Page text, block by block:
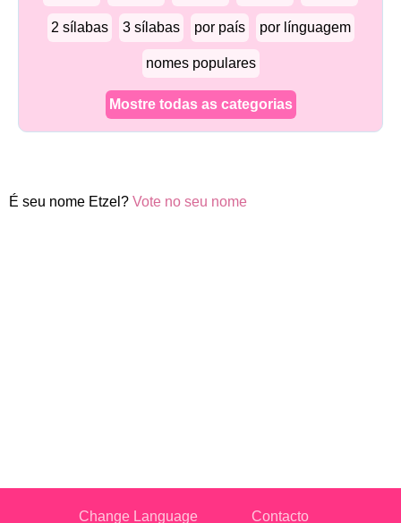
2 sílabas 3 sílabas por país por línguagem
nomes populares
Mostre todas as categorias
É seu nome Etzel? Vote no seu nome
Change Language Contacto